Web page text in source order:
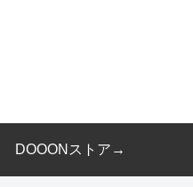
DOOONストア→